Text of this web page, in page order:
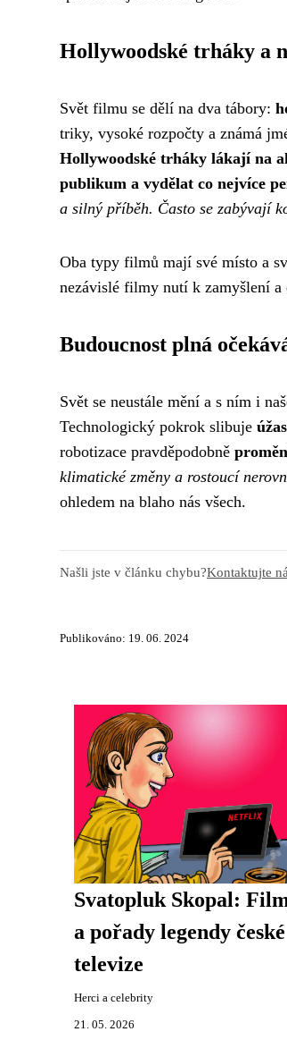
Hollywoodské trháky a
Svět filmu se dělí na dva tábory:
triky, vysoké rozpočty a známá
Hollywoodské trháky lákají na
publikum a vydělat co nejvíce
a silný příběh. Často se zabývají
Oba typy filmů mají své místo a
nezávislé filmy nutí k zamyšlení a
Budoucnost plná
Svět se neustále mění a s ním i
Technologický pokrok slibuje
robotizace pravděpodobně
klimatické změny a rostoucí
ohledem na blaho nás všech.
Našli jste v článku chybu?Kontaktujte
Publikováno: 19. 06. 2024
Svatopluk Skopal:
a pořady legendy české
televize
Herci a celebrity
21. 05. 2026